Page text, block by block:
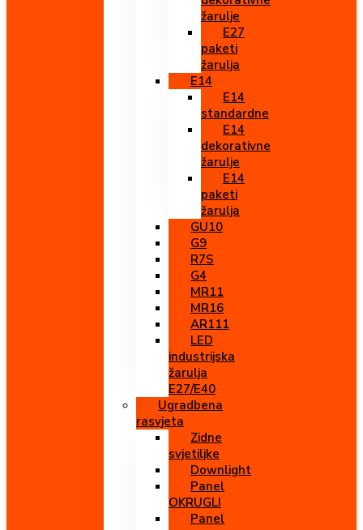
žarulje
E27
paketi
žarulja
E14
E14
standardne
E14
dekorativne
žarulje
E14
paketi
žarulja
GU10
G9
R7S
G4
MR11
MR16
AR111
LED
industrijska
žarulja
E27/E40
Ugradbena
rasvjeta
Zidne
svjetiljke
Downlight
Panel
OKRUGLI
Panel